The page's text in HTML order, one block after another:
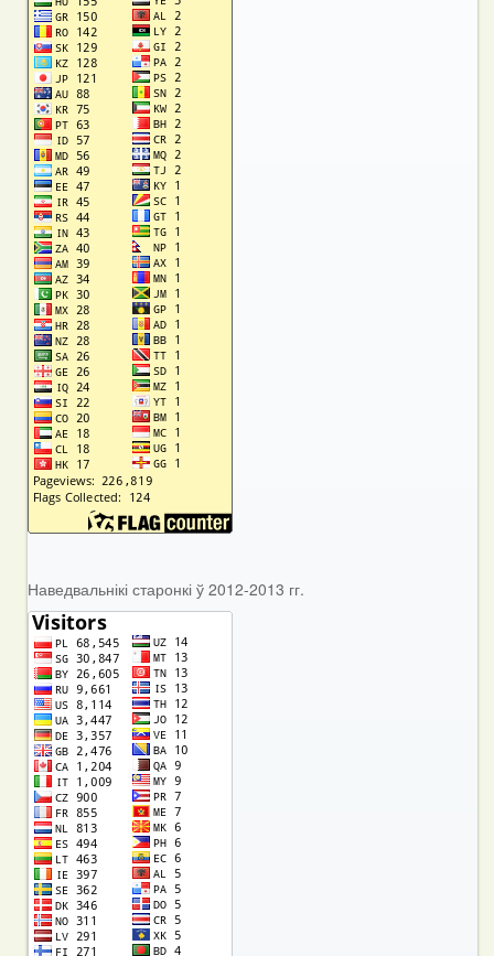
Наведвальнікі старонкі ў 2012-2013 гг.